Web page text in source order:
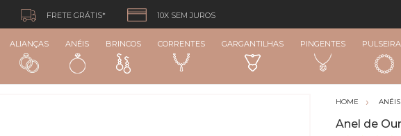
FRETE GRÁTIS* 10X SEM JUROS
ALIANÇAS ANÉIS BRINCOS CORRENTES GARGANTILHAS PINGENTES
ANÉIS
Anel de